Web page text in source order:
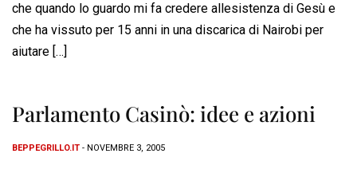
che quando lo guardo mi fa credere allesistenza di Gesù e
che ha vissuto per 15 anni in una discarica di Nairobi per
aiutare […]
Parlamento Casinò: idee e azioni
BEPPEGRILLO.IT - NOVEMBRE 3, 2005